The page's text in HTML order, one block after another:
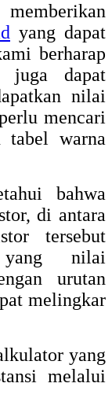
yang dapat
berharap
juga dapat
nilai
mencari
tabel warna
bahwa
di antara
tersebut
nilai
urutan
melingkar
yang
melalui